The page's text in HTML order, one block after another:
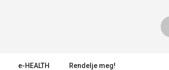
e-HEALTH Rendelje meg!